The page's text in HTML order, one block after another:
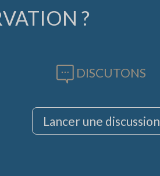
?
DISCUTONS
Lancer une discussion